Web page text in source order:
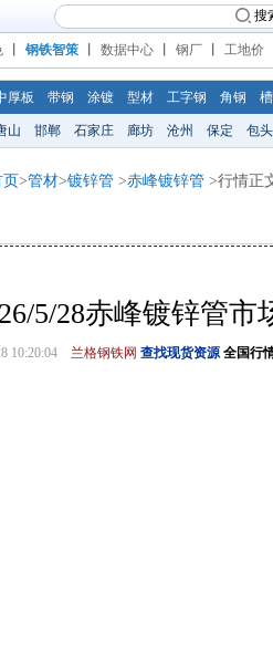
搜
钢铁智策 数据中心 钢厂 工地价
厚板 带钢 涂镀 型材 工字钢 角钢
山 邯郸 石家庄 廊坊 沧州 保定 包头
页>管材>镀锌管 >赤峰镀锌管 >行情正
5/28赤峰镀锌管市
10:20:04 兰格钢铁网 查找现货资源 全国行